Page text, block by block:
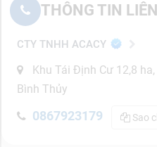
THÔNG TIN
CTY TNHH ACACY
Khu Tái Định Cư 12,8
Bình Thủy
0867923179 Sao